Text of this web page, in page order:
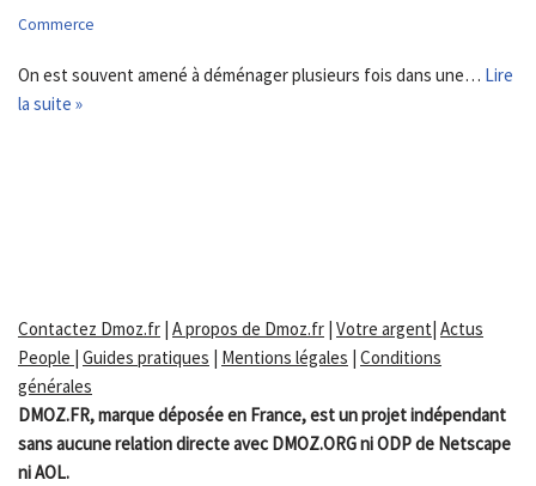
Commerce
On est souvent amené à déménager plusieurs fois dans une… Lire
la suite »
Contactez Dmoz.fr | A propos de Dmoz.fr | Votre argent| Actus
People | Guides pratiques | Mentions légales | Conditions
générales
DMOZ.FR, marque déposée en France, est un projet indépendant
sans aucune relation directe avec DMOZ.ORG ni ODP de Netscape
ni AOL.